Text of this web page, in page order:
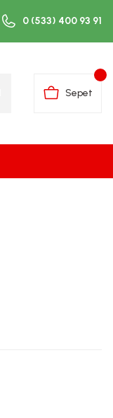
0 (533) 400 93 91
Sepet